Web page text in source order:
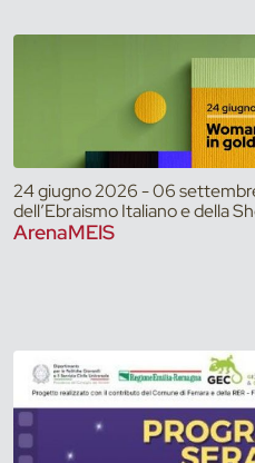
24 giugno 2026 - 06
dell’Ebraismo Italiano e della
ArenaMEIS